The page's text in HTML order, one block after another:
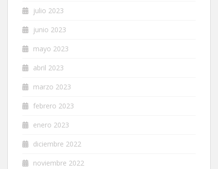
julio 2023
junio 2023
mayo 2023
abril 2023
marzo 2023
febrero 2023
enero 2023
diciembre 2022
noviembre 2022